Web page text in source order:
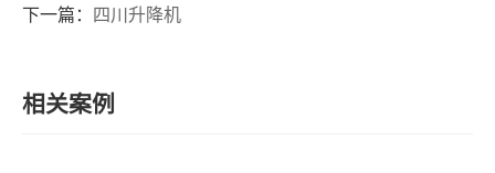
下一篇： 四川升降机
相关案例